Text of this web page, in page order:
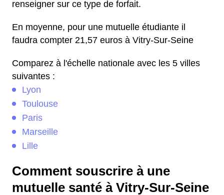
renseigner sur ce type de forfait.
En moyenne, pour une mutuelle étudiante il
faudra compter 21,57 euros à Vitry-Sur-Seine
Comparez à l'échelle nationale avec les 5 villes
suivantes :
Lyon
Toulouse
Paris
Marseille
Lille
Comment souscrire à une
mutuelle santé à Vitry-Sur-Seine